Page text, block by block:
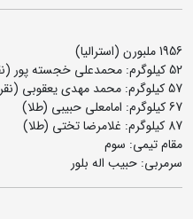
1956 ملبورن (استرالیا)
52 کیلوگرم: محمدعلی خجسته پور (نقره)
57 کیلوگرم: محمد مهدی یعقوبی (نقره)
67 کیلوگرم: امامعلی حبیبی (طلا)
87 کیلوگرم:‌ غلامرضا تختی (طلا)
مقام تیمی: سوم
سرمربی: حبیب اله بلور